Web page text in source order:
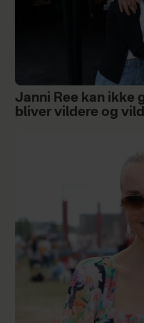
Janni Ree kan ikke
bliver vildere og